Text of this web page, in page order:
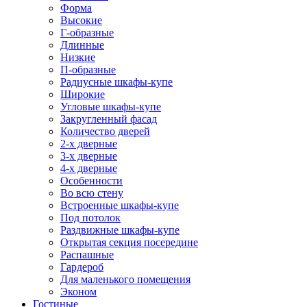
Форма
Высокие
Г-образные
Длинные
Низкие
П-образные
Радиусные шкафы-купе
Широкие
Угловые шкафы-купе
Закругленный фасад
Количество дверей
2-х дверные
3-х дверные
4-х дверные
Особенности
Во всю стену
Встроенные шкафы-купе
Под потолок
Раздвижные шкафы-купе
Открытая секция посередине
Распашные
Гардероб
Для маленького помещения
Эконом
Гостиные